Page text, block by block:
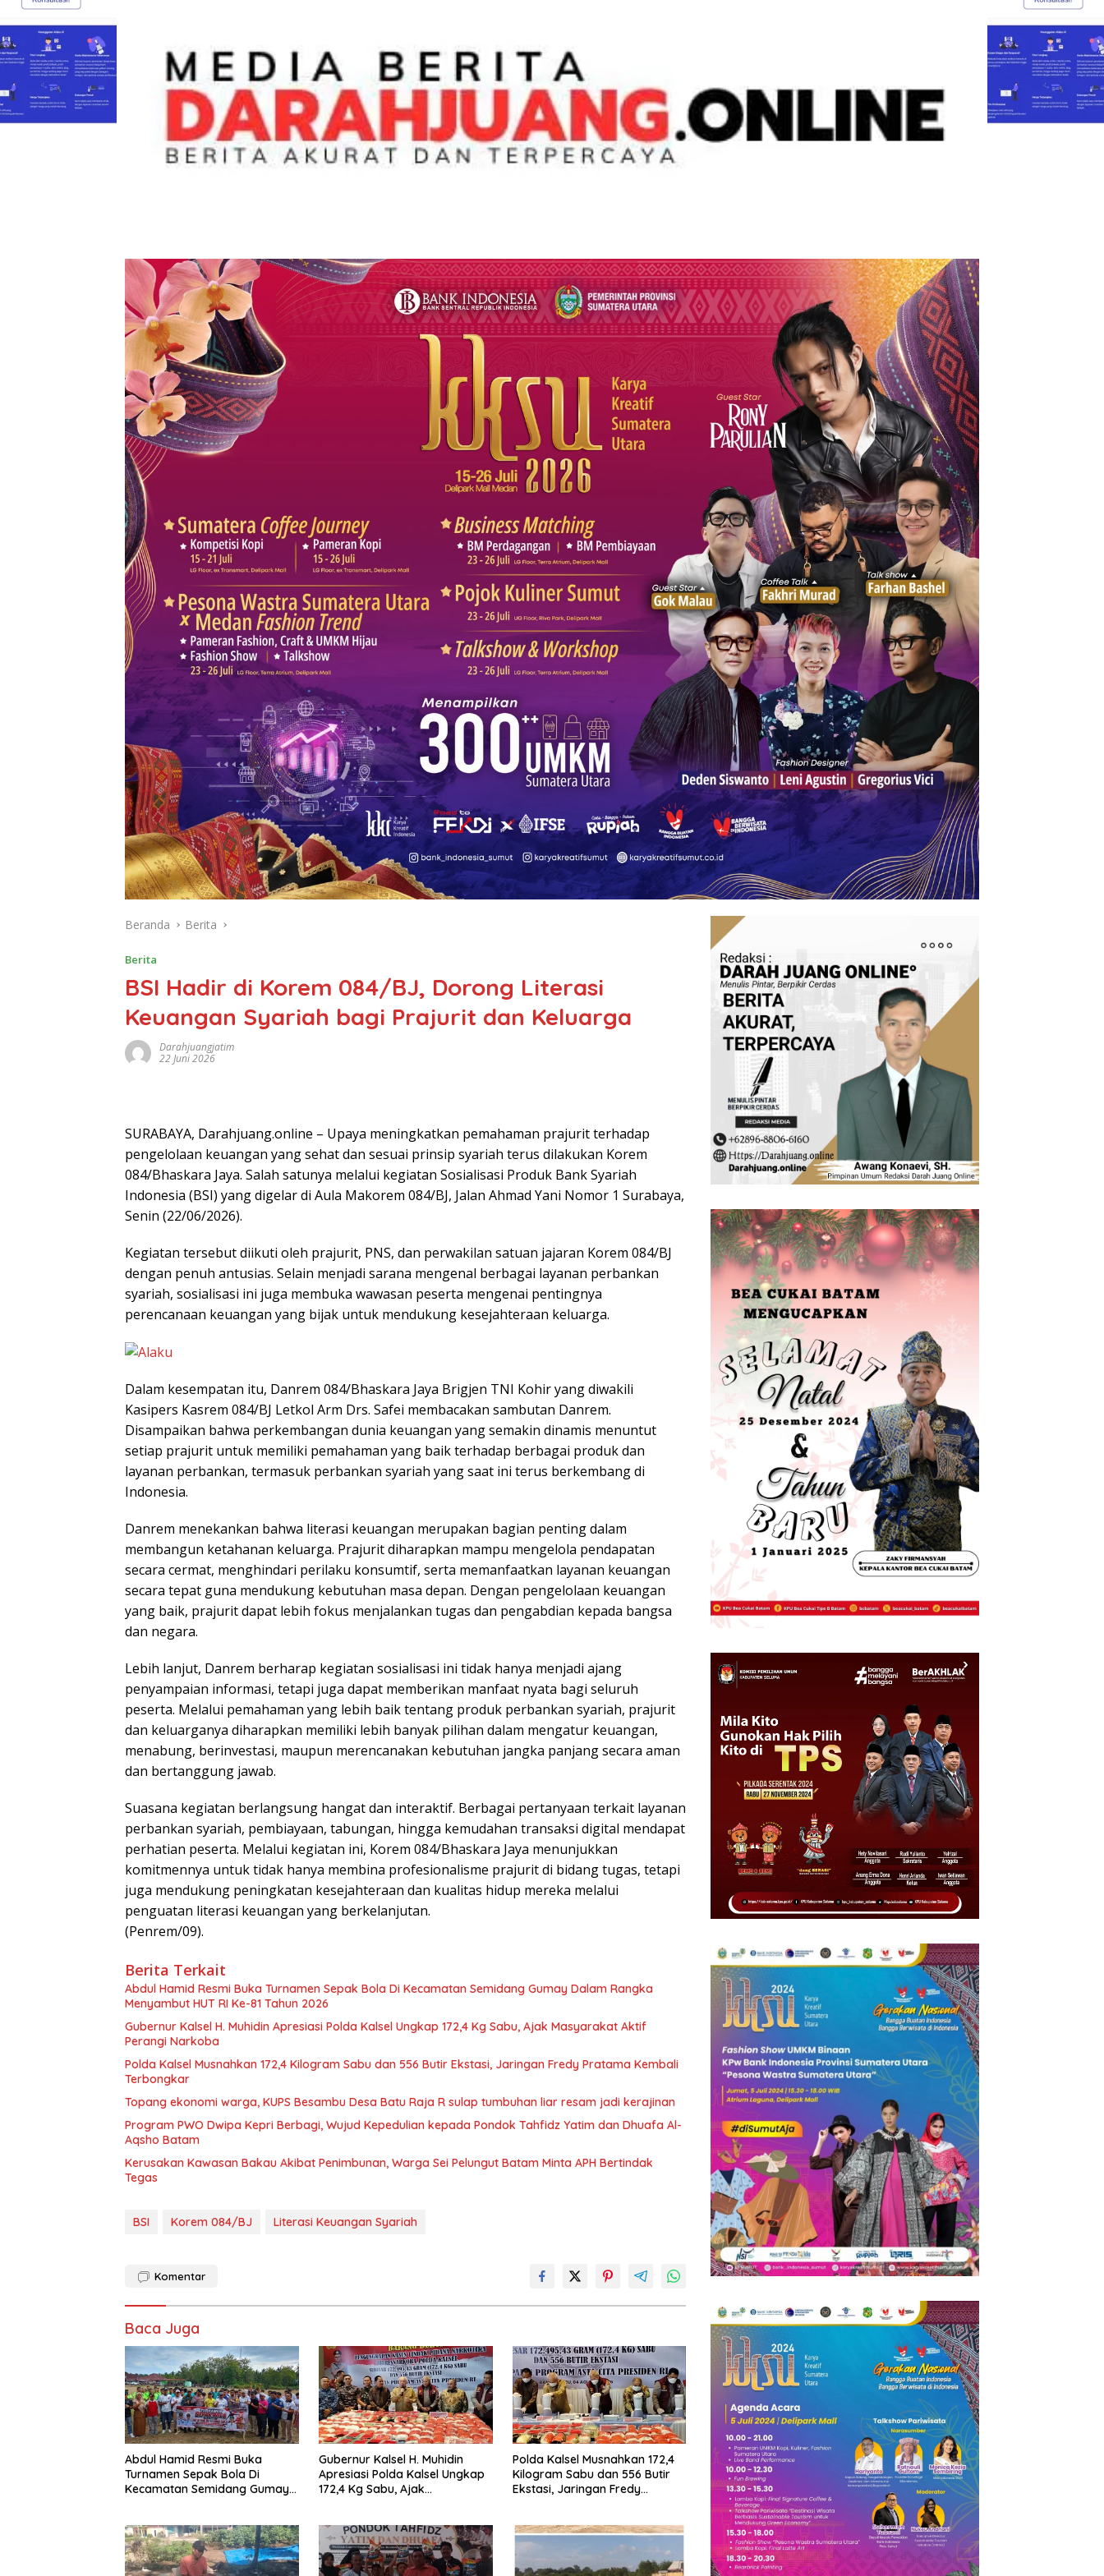
Beranda Berita
Berita
BSI Hadir di Korem 084/BJ, Dorong Literasi
Keuangan Syariah bagi Prajurit dan Keluarga
Darahjuangjatim
22 Juni 2026
SURABAYA, Darahjuang.online – Upaya meningkatkan pemahaman prajurit terhadap
pengelolaan keuangan yang sehat dan sesuai prinsip syariah terus dilakukan Korem
084/Bhaskara Jaya. Salah satunya melalui kegiatan Sosialisasi Produk Bank Syariah
Indonesia (BSI) yang digelar di Aula Makorem 084/BJ, Jalan Ahmad Yani Nomor 1 Surabaya,
Senin (22/06/2026).
Kegiatan tersebut diikuti oleh prajurit, PNS, dan perwakilan satuan jajaran Korem 084/BJ
dengan penuh antusias. Selain menjadi sarana mengenal berbagai layanan perbankan
syariah, sosialisasi ini juga membuka wawasan peserta mengenai pentingnya
perencanaan keuangan yang bijak untuk mendukung kesejahteraan keluarga.
Dalam kesempatan itu, Danrem 084/Bhaskara Jaya Brigjen TNI Kohir yang diwakili
Kasipers Kasrem 084/BJ Letkol Arm Drs. Safei membacakan sambutan Danrem.
Disampaikan bahwa perkembangan dunia keuangan yang semakin dinamis menuntut
setiap prajurit untuk memiliki pemahaman yang baik terhadap berbagai produk dan
layanan perbankan, termasuk perbankan syariah yang saat ini terus berkembang di
Indonesia.
Danrem menekankan bahwa literasi keuangan merupakan bagian penting dalam
membangun ketahanan keluarga. Prajurit diharapkan mampu mengelola pendapatan
secara cermat, menghindari perilaku konsumtif, serta memanfaatkan layanan keuangan
secara tepat guna mendukung kebutuhan masa depan. Dengan pengelolaan keuangan
yang baik, prajurit dapat lebih fokus menjalankan tugas dan pengabdian kepada bangsa
dan negara.
Lebih lanjut, Danrem berharap kegiatan sosialisasi ini tidak hanya menjadi ajang
penyampaian informasi, tetapi juga dapat memberikan manfaat nyata bagi seluruh
peserta. Melalui pemahaman yang lebih baik tentang produk perbankan syariah, prajurit
dan keluarganya diharapkan memiliki lebih banyak pilihan dalam mengatur keuangan,
menabung, berinvestasi, maupun merencanakan kebutuhan jangka panjang secara aman
dan bertanggung jawab.
Suasana kegiatan berlangsung hangat dan interaktif. Berbagai pertanyaan terkait layanan
perbankan syariah, pembiayaan, tabungan, hingga kemudahan transaksi digital mendapat
perhatian peserta. Melalui kegiatan ini, Korem 084/Bhaskara Jaya menunjukkan
komitmennya untuk tidak hanya membina profesionalisme prajurit di bidang tugas, tetapi
juga mendukung peningkatan kesejahteraan dan kualitas hidup mereka melalui
penguatan literasi keuangan yang berkelanjutan.
(Penrem/09).
Berita Terkait
Abdul Hamid Resmi Buka Turnamen Sepak Bola Di Kecamatan Semidang Gumay Dalam Rangka
Menyambut HUT RI Ke-81 Tahun 2026
Gubernur Kalsel H. Muhidin Apresiasi Polda Kalsel Ungkap 172,4 Kg Sabu, Ajak Masyarakat Aktif
Perangi Narkoba
Polda Kalsel Musnahkan 172,4 Kilogram Sabu dan 556 Butir Ekstasi, Jaringan Fredy Pratama Kembali
Terbongkar
Topang ekonomi warga, KUPS Besambu Desa Batu Raja R sulap tumbuhan liar resam jadi kerajinan
Program PWO Dwipa Kepri Berbagi, Wujud Kepedulian kepada Pondok Tahfidz Yatim dan Dhuafa Al-
Aqsho Batam
Kerusakan Kawasan Bakau Akibat Penimbunan, Warga Sei Pelungut Batam Minta APH Bertindak
Tegas
BSI Korem 084/BJ Literasi Keuangan Syariah
Komentar
Baca Juga
Abdul Hamid Resmi Buka
Turnamen Sepak Bola Di
Kecamatan Semidang Gumay
Gubernur Kalsel H. Muhidin
Apresiasi Polda Kalsel Ungkap
172,4 Kg Sabu, Ajak
Polda Kalsel Musnahkan 172,4
Kilogram Sabu dan 556 Butir
Ekstasi, Jaringan Fredy